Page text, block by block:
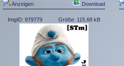
Anzeigen Download
ImgID: 979779 Größe: 115,68 kB